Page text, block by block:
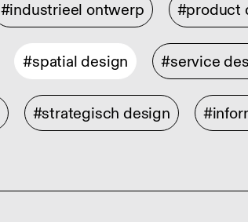
#industrieel ontwerp #product
#spatial design #service
#strategisch design